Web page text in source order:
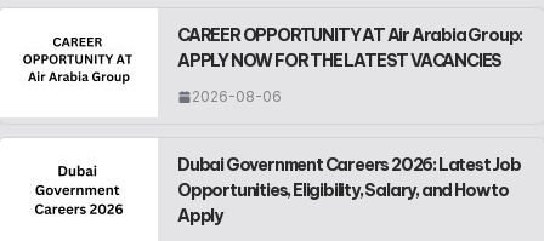
CAREER OPPORTUNITY AT Air Arabia Group:
APPLY NOW FOR THE LATEST VACANCIES
2026-08-06
Dubai Government Careers 2026: Latest Job
Opportunities, Eligibility, Salary, and How to
Apply